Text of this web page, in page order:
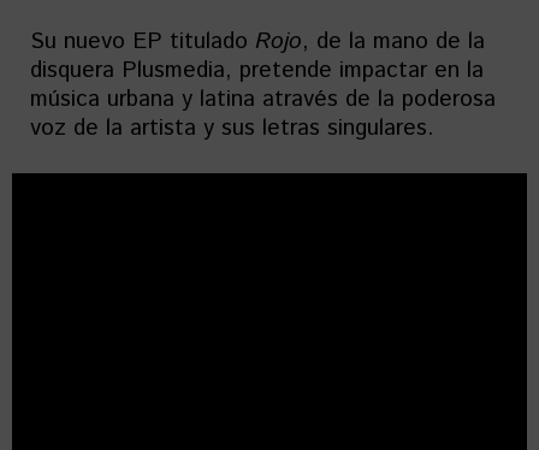
Su nuevo EP titulado Rojo, de la mano de la
disquera Plusmedia, pretende impactar en la
música urbana y latina através de la poderosa
voz de la artista y sus letras singulares.